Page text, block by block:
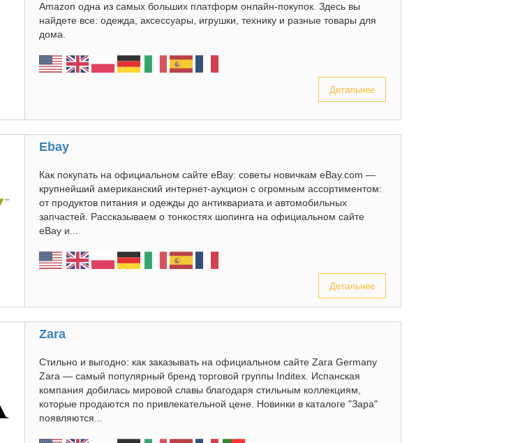
Amazon одна из самых больших платформ онлайн-покупок. Здесь вы
найдете все: одежда, аксессуары, игрушки, технику и разные товары для
дома.
Детальнее
Ebay
Как покупать на официальном сайте eBay: советы новичкам eBay.com —
крупнейший американский интернет-аукцион с огромным ассортиментом:
от продуктов питания и одежды до антиквариата и автомобильных
запчастей. Рассказываем о тонкостях шопинга на официальном сайте
eBay и...
Детальнее
Zara
Стильно и выгодно: как заказывать на официальном сайте Zara Germany
Zara — самый популярный бренд торговой группы Inditex. Испанская
компания добилась мировой славы благодаря стильным коллекциям,
которые продаются по привлекательной цене. Новинки в каталоге "Зара"
появляются...